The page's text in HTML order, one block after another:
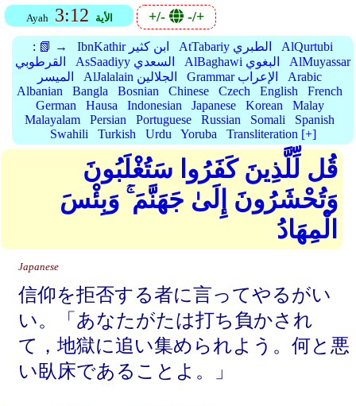
Ayah 3:12 الأية +/- -/+
: 📗 → IbnKathir ابن كثير AtTabariy الطبري
AlQurtubi
القرطوبي
AsSaadiyy السعدي AlBaghawi البغوي
AlMuyassar
الميسر
AlJalalain الجلالين Grammar الإعراب
Arabic
Albanian
Bangla Bosnian Chinese Czech English
French
German
Hausa Indonesian Japanese Korean
Malay
Malayalam
Persian Portuguese Russian Somali
Spanish
Swahili
Turkish Urdu Yoruba Transliteration [+]
قُل لِّلَّذِينَ كَفَرُوا سَتُغْلَبُونَ
وَتُحْشَرُونَ إِلَىٰ جَهَنَّمَ ۚ وَبِئْسَ
الْمِهَادُ
Japanese
信仰を拒否する者に言ってやるがい
い。「あなたがたは打ち負かされ
て，地獄に追い集められよう。何と悪
い臥床であることよ。」